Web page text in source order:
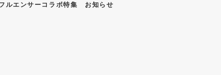
ルエンサーコラボ特集 お知らせ